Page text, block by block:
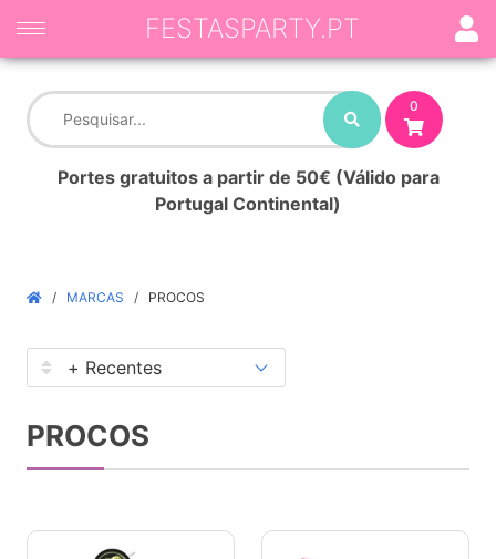
0
Portes gratuitos a partir de 50€ (Válido para
Portugal Continental)
FESTASPARTY.PT
MARCAS PROCOS
PROCOS